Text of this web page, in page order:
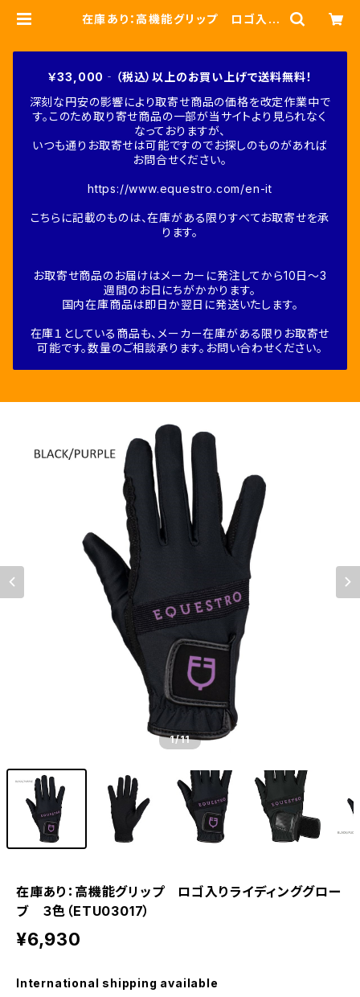
在庫あり：高機能グリップ ロゴ入り
￥33,000‐（税込）以上のお買い上げで送料無料！
深刻な円安の影響により取寄せ商品の価格を改定作業中で
す。このため取り寄せ商品の一部が当サイトより見られなく
なっておりますが、
いつも通りお取寄せは可能ですのでお探しのものがあれば
お問合せください。
https://www.equestro.com/en-it
こちらに記載のものは、在庫がある限りすべてお取寄せを承
ります。
お取寄せ商品のお届けはメーカーに発注してから10日～3
週間のお日にちがかかります。
国内在庫商品は即日か翌日に発送いたします。
在庫１としている商品も、メーカー在庫がある限りお取寄せ
可能です。数量のご相談承ります。お問い合わせください。
1/11
在庫あり：高機能グリップ ロゴ入りライディンググロー
ブ ３色（ETU03017）
¥6,930
International shipping available